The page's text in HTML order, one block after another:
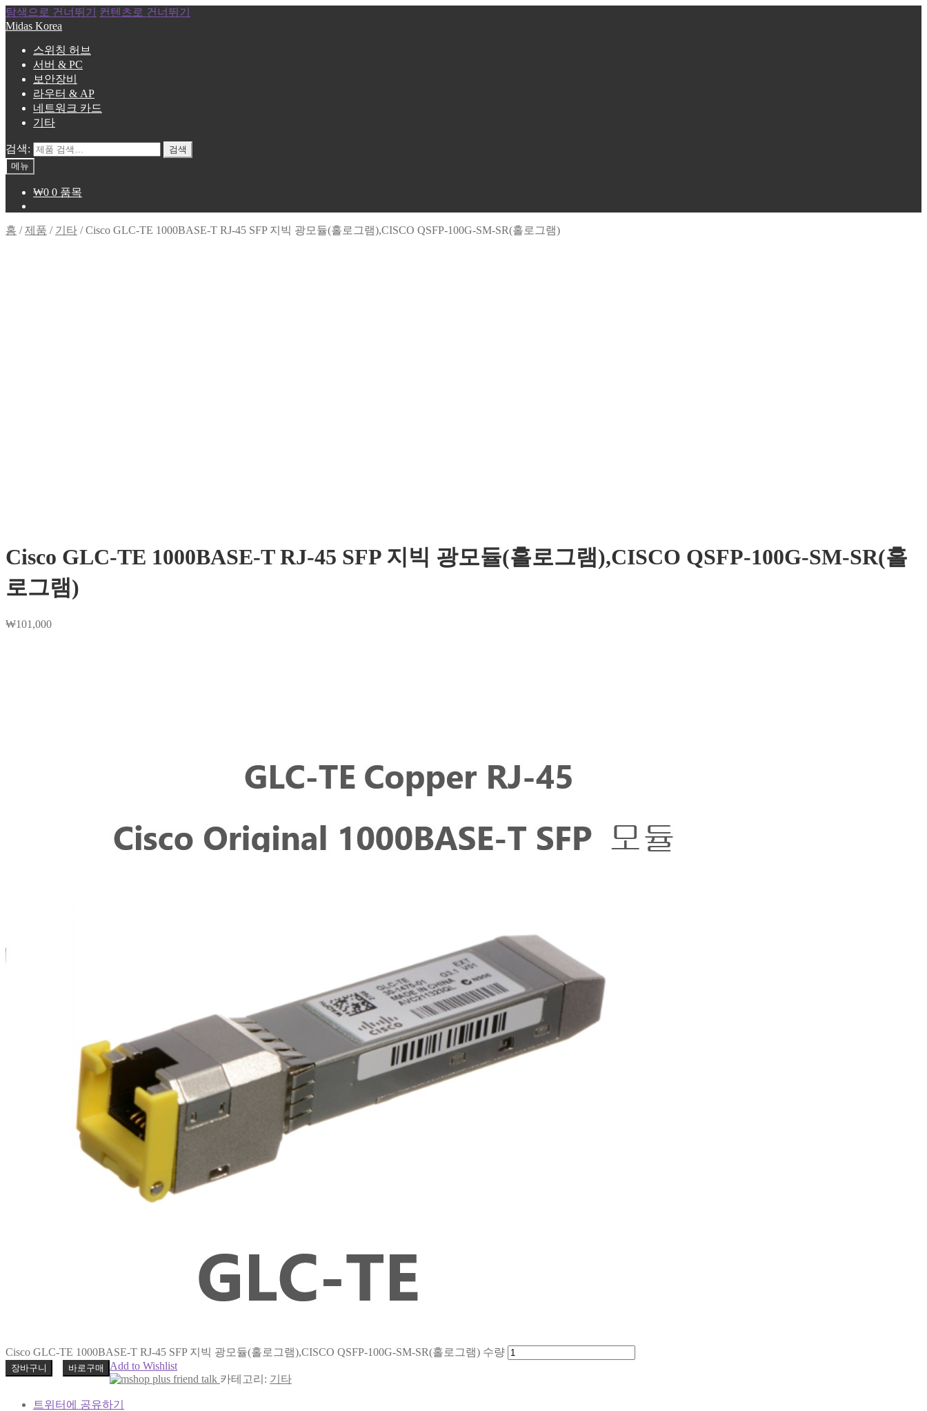
탐색으로 건너뛰기
컨텐츠로 건너뛰기
Midas Korea
스위칭 허브
서버 & PC
보안장비
라우터 & AP
네트워크 카드
기타
검색:
검색
메뉴
₩0 0 품목
홈 /제품 / 기타 /Cisco GLC-TE 1000BASE-T RJ-45 SFP 지빅 광모듈(홀로그램),CISCO QSFP-100G-SM-SR(홀로그램)
Cisco GLC-TE 1000BASE-T RJ-45 SFP 지빅 광모듈(홀로그램),CISCO QSFP-100G-SM-SR(홀
로그램)
₩101,000
Cisco GLC-TE 1000BASE-T RJ-45 SFP 지빅 광모듈(홀로그램),CISCO QSFP-100G-SM-SR(홀로그램) 수량
장바구니 바로구매
Add to Wishlist
카테고리: 기타
트위터에 공유하기